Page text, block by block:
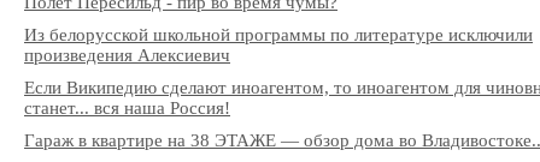
Из белорусской школьной программы по литературе исключили
произведения Алексиевич
Если Википедию сделают иноагентом, то иноагентом для
станет... вся наша Россия!
Гараж в квартире на 38 ЭТАЖЕ — обзор дома во